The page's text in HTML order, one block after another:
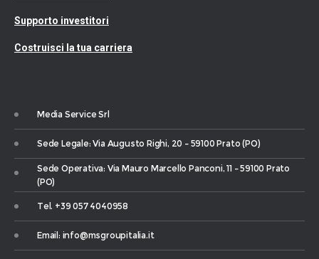
Supporto investitori
Costruisci la tua carriera
Media Service Srl
Sede Legale: Via Augusto Righi, 20 – 59100 Prato (PO)
Sede Operativa: Via Mauro Marcello Panconi, 11 – 59100 Prato
(PO)
Tel. +39 057 4040958
Email: info@msgroupitalia.it